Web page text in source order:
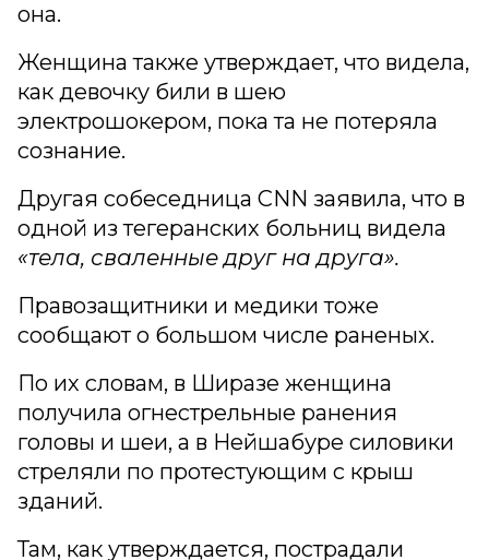
она.
Женщина также утверждает, что видела,
как девочку били в шею
электрошокером, пока та не потеряла
сознание.
Другая собеседница CNN заявила, что в
одной из тегеранских больниц видела
«тела, сваленные друг на друга».
Правозащитники и медики тоже
сообщают о большом числе раненых.
По их словам, в Ширазе женщина
получила огнестрельные ранения
головы и шеи, а в Нейшабуре силовики
стреляли по протестующим с крыш
зданий.
Там, как утверждается, пострадали